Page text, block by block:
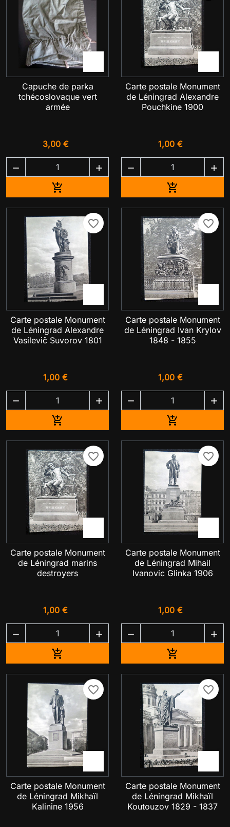
Capuche de parka
tchécoslovaque vert
armée
3,00 €
 

Carte postale Monument
de Léningrad Alexandre
Pouchkine 1900
1,00 €
 

favorite_border
Carte postale Monument
de Léningrad Alexandre
Vasilevič Suvorov 1801
1,00 €
 

favorite_border
Carte postale Monument
de Léningrad Ivan Krylov
1848 - 1855
1,00 €
 

favorite_border
Carte postale Monument
de Léningrad marins
destroyers
1,00 €
 

favorite_border
Carte postale Monument
de Léningrad Mihail
Ivanovic Glinka 1906
1,00 €
 

favorite_border
Carte postale Monument
de Léningrad Mikhaïl
Kalinine 1956
favorite_border
Carte postale Monument
de Léningrad Mikhaïl
Koutouzov 1829 - 1837